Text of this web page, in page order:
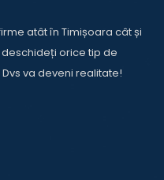
atât în Timișoara cât și
orice tip de
va deveni realitate!